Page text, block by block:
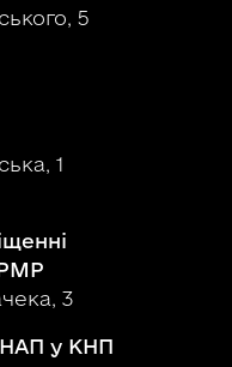
5
1
3
у КНП